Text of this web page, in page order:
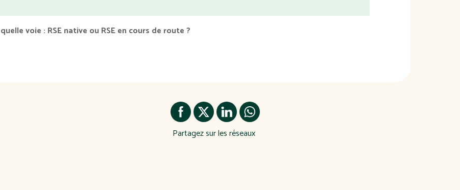
voie : RSE native ou RSE en cours de route ?
Partagez sur les réseaux